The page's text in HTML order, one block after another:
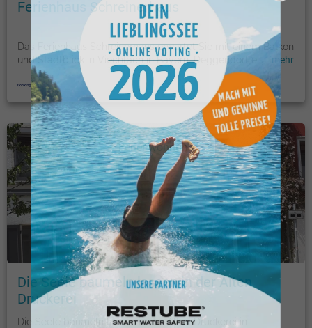
Ferienhaus Schreinerhaus
Das Ferienhaus Schreinerhaus erwartet Sie mit einem Balkon
und Stadtblick in Viechtach in Bayern. Deggendorf e
mehr
Ferienwohnung
Foto: © booking.com
Die Seele baumeln lassen in der Alten
Druckerei
Die Seele baumeln lassen in der Alten Druckerei in